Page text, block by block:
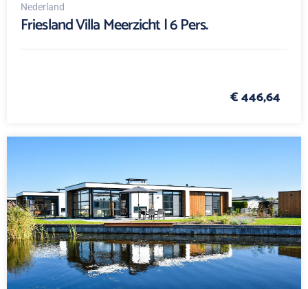
Nederland
Friesland Villa Meerzicht | 6 Pers.
€ 446,64